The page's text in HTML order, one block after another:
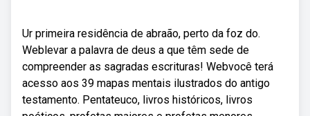
Ur primeira residência de abraão, perto da foz do.
Weblevar a palavra de deus a que têm sede de
compreender as sagradas escrituras! Webvocê terá
acesso aos 39 mapas mentais ilustrados do antigo
testamento. Pentateuco, livros históricos, livros